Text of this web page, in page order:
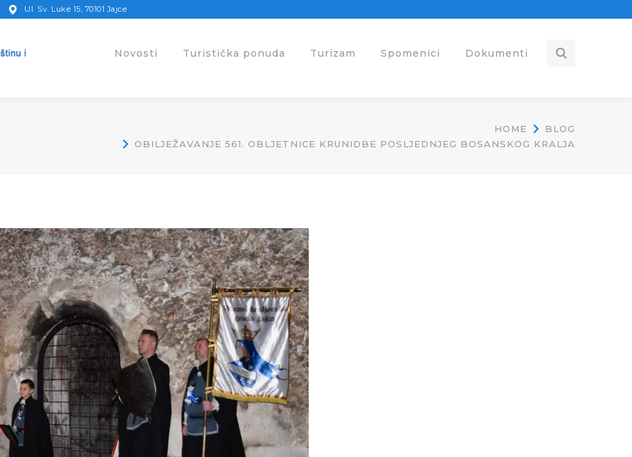
Ul. Sv. Luke 15, 70101 Jajce
Novosti Turistička ponuda Turizam Spomenici Dokumenti
HOME
BLOG
OBILJEŽAVANJE 561. OBLJETNICE KRUNIDBE POSLJEDNJEG BOSANSKOG KRALJA